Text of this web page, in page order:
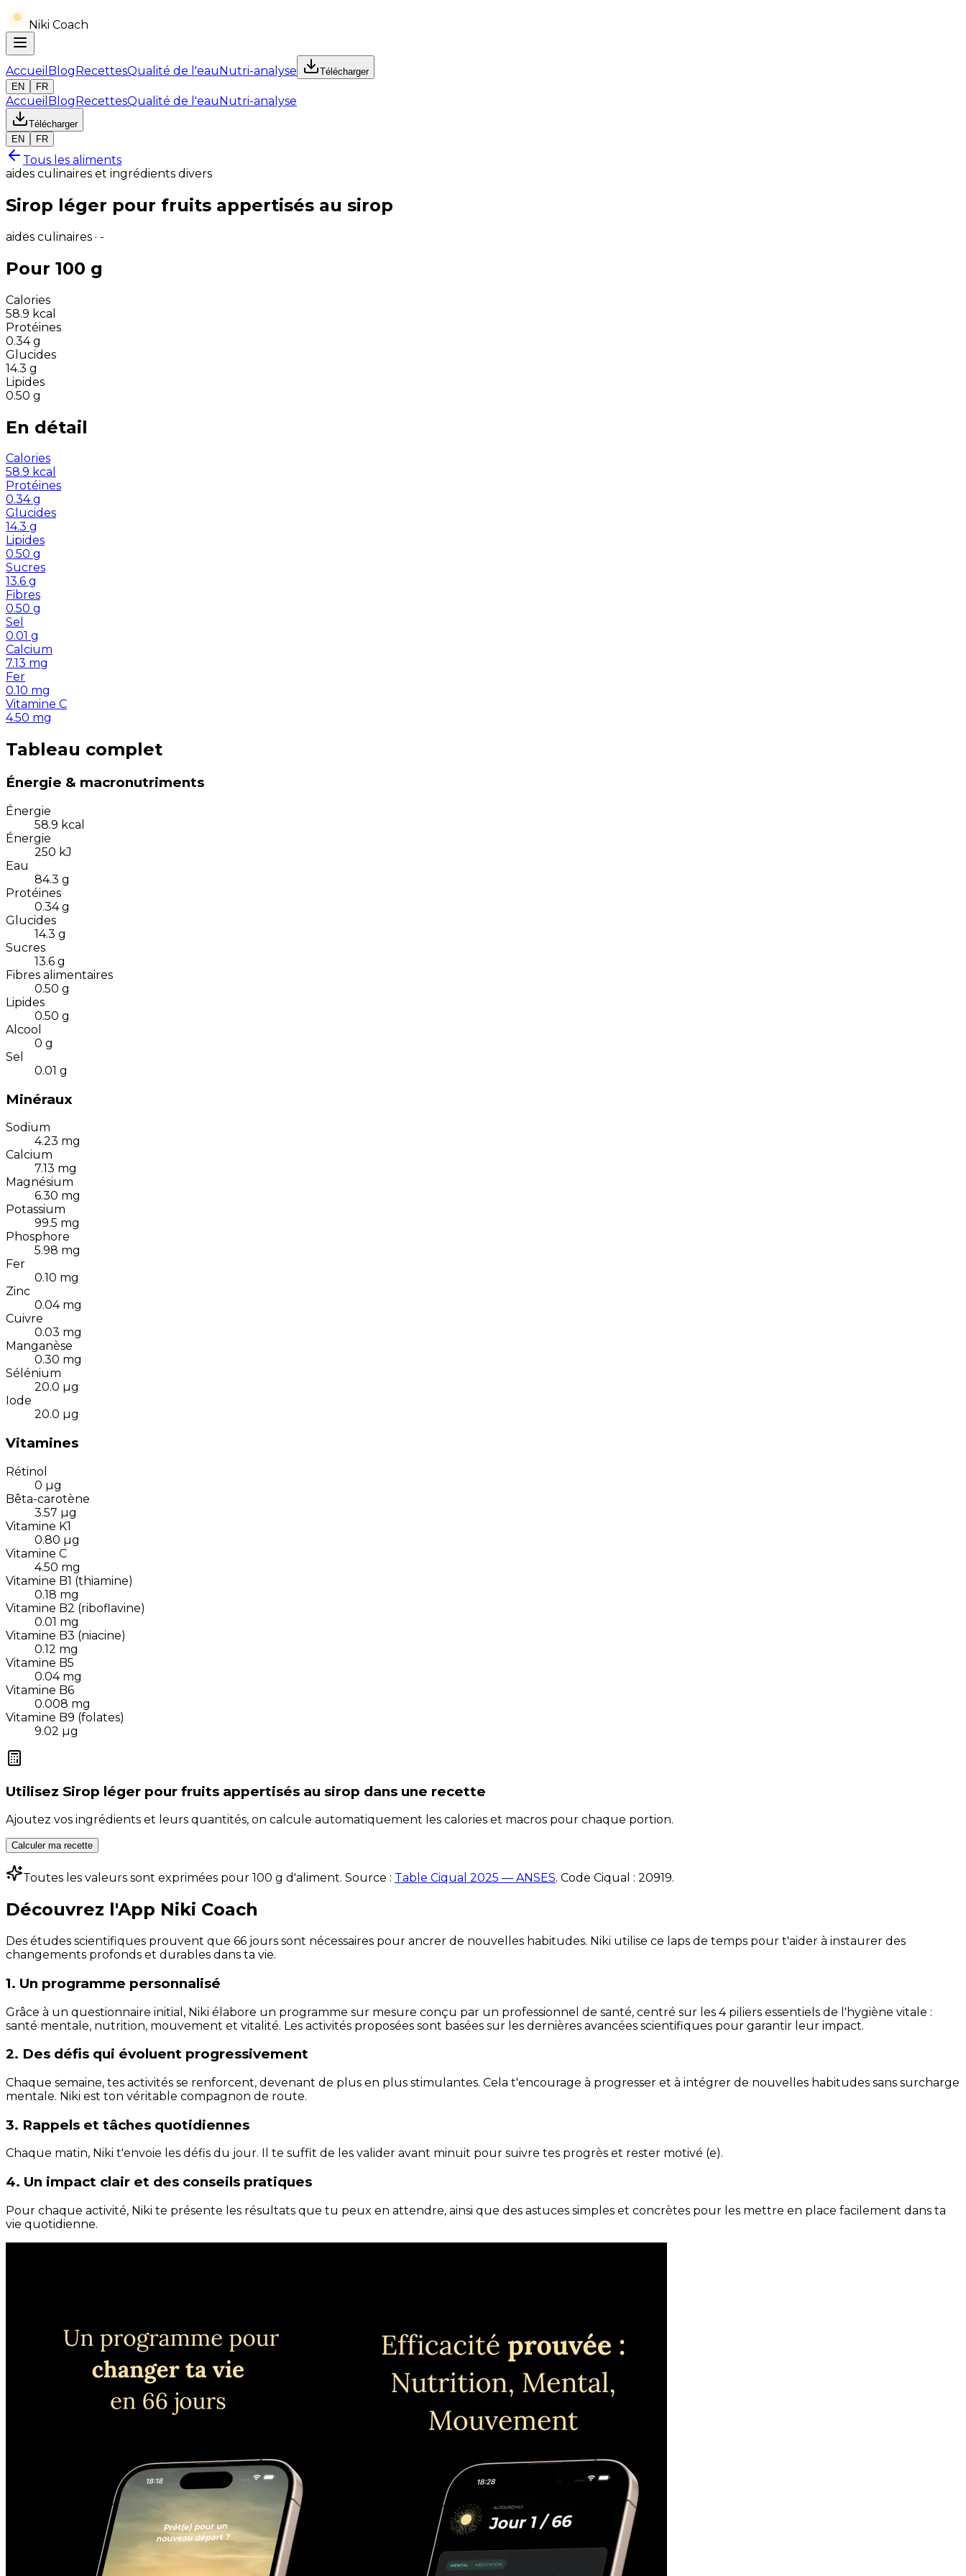
Niki Coach
Accueil BlogRecettesQualité de l'eauNutri-analyse
Télécharger
EN
FR
Accueil BlogRecettesQualité de l'eauNutri-analyse
Télécharger
EN
FR
Tous les aliments
aides culinaires et ingrédients divers
Sirop léger pour fruits appertisés au sirop
aides culinaires · -
Pour 100 g
Calories
58.9 kcal
Protéines
0.34 g
Glucides
14.3 g
Lipides
0.50 g
En détail
Calories
58.9 kcal
Protéines
0.34 g
Glucides
14.3 g
Lipides
0.50 g
Sucres
13.6 g
Fibres
0.50 g
Sel
0.01 g
Calcium
7.13 mg
Fer
0.10 mg
Vitamine C
4.50 mg
Tableau complet
Énergie & macronutriments
Énergie
58.9 kcal
Énergie
250 kJ
Eau
84.3 g
Protéines
0.34 g
Glucides
14.3 g
Sucres
13.6 g
Fibres alimentaires
0.50 g
Lipides
0.50 g
Alcool
0 g
Sel
0.01 g
Minéraux
Sodium
4.23 mg
Calcium
7.13 mg
Magnésium
6.30 mg
Potassium
99.5 mg
Phosphore
5.98 mg
Fer
0.10 mg
Zinc
0.04 mg
Cuivre
0.03 mg
Manganèse
0.30 mg
Sélénium
20.0 µg
Iode
20.0 µg
Vitamines
Rétinol
0 µg
Bêta-carotène
3.57 µg
Vitamine K1
0.80 µg
Vitamine C
4.50 mg
Vitamine B1 (thiamine)
0.18 mg
Vitamine B2 (riboflavine)
0.01 mg
Vitamine B3 (niacine)
0.12 mg
Vitamine B5
0.04 mg
Vitamine B6
0.008 mg
Vitamine B9 (folates)
9.02 µg
Utilisez Sirop léger pour fruits appertisés au sirop dans une recette
Ajoutez vos ingrédients et leurs quantités, on calcule automatiquement les calories et macros pour chaque portion.
Calculer ma recette
Toutes les valeurs sont exprimées pour 100 g d'aliment. Source : Table Ciqual 2025 — ANSES. Code Ciqual : 20919.
Découvrez l'App Niki Coach
Des études scientifiques prouvent que 66 jours sont nécessaires pour ancrer de nouvelles habitudes. Niki utilise ce laps de temps pour t'aider à instaurer des
changements profonds et durables dans ta vie.
1. Un programme personnalisé
Grâce à un questionnaire initial, Niki élabore un programme sur mesure conçu par un professionnel de santé, centré sur les 4 piliers essentiels de l'hygiène vitale :
santé mentale, nutrition, mouvement et vitalité. Les activités proposées sont basées sur les dernières avancées scientifiques pour garantir leur impact.
2. Des défis qui évoluent progressivement
Chaque semaine, tes activités se renforcent, devenant de plus en plus stimulantes. Cela t'encourage à progresser et à intégrer de nouvelles habitudes sans surcharge
mentale. Niki est ton véritable compagnon de route.
3. Rappels et tâches quotidiennes
Chaque matin, Niki t'envoie les défis du jour. Il te suffit de les valider avant minuit pour suivre tes progrès et rester motivé (e).
4. Un impact clair et des conseils pratiques
Pour chaque activité, Niki te présente les résultats que tu peux en attendre, ainsi que des astuces simples et concrètes pour les mettre en place facilement dans ta
vie quotidienne.